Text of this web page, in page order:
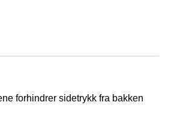
forhindrer sidetrykk fra bakken